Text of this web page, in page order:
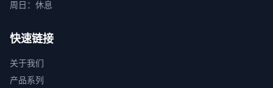
周日：休息
快速链接
关于我们
产品系列